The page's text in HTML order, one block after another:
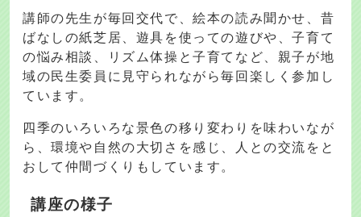
講師の先生が毎回交代で、絵本の読み聞かせ、昔
ばなしの紙芝居、遊具を使っての遊びや、子育て
の悩み相談、リズム体操と子育てなど、親子が地
域の民生委員に見守られながら毎回楽しく参加し
ています。
四季のいろいろな景色の移り変わりを味わいなが
ら、環境や自然の大切さを感じ、人との交流をと
おして仲間づくりもしています。
講座の様子